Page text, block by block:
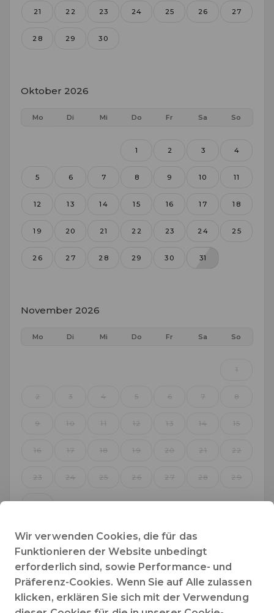
21 22 23 24 25 26 27
28 29 30
Oktober 2026
Mo Di Mi Do Fr Sa So
1 2 3 4
5 6 7 8 9 10 11
12 13 14 15 16 17 18
19 20 21 22 23 24 25
26 27 28 29 30 31
November 2026
Mo Di Mi Do Fr Sa So
1
2 3 4 5 6 7 8
9 10 11 12 13 14 15
16 17 18 19 20 21 22
23 24 25 26 27 28 29
Dezember 2026
Mo Di Mi Do Fr Sa So
Wir verwenden Cookies, die für das
Funktionieren der Website unbedingt
erforderlich sind, sowie Performance- und
Präferenz-Cookies. Wenn Sie auf Alle zulassen
klicken, erklären Sie sich mit der Verwendung